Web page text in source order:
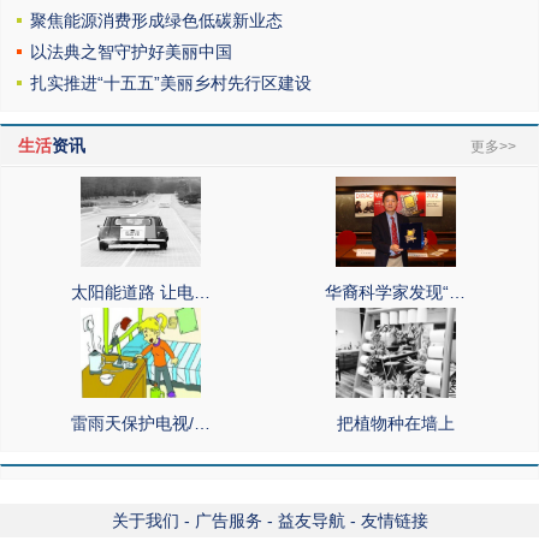
聚焦能源消费形成绿色低碳新业态
以法典之智守护好美丽中国
扎实推进“十五五”美丽乡村先行区建设
生活资讯 更多>>
太阳能道路 让电… 华裔科学家发现“…
雷雨天保护电视/… 把植物种在墙上
关于我们 - 广告服务 - 益友导航 - 友情链接